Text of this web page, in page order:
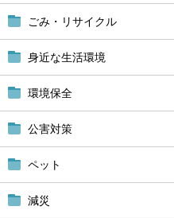
ごみ・リサイクル
身近な生活環境
環境保全
公害対策
ペット
減災